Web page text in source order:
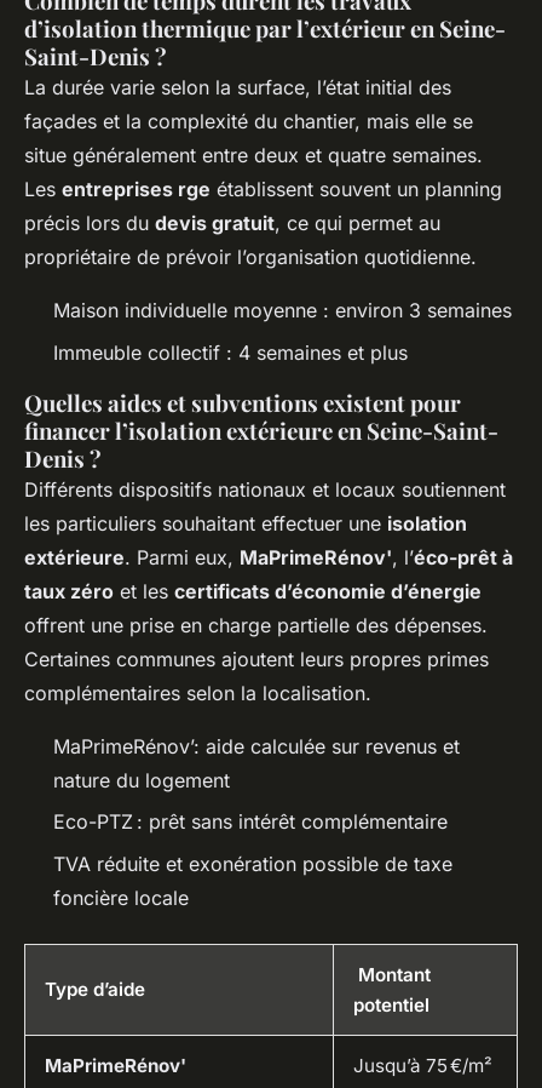
d’isolation thermique par l’extérieur en Seine-
Saint-Denis ?
La durée varie selon la surface, l’état initial des
façades et la complexité du chantier, mais elle se
situe généralement entre deux et quatre semaines.
Les entreprises rge établissent souvent un planning
précis lors du devis gratuit, ce qui permet au
propriétaire de prévoir l’organisation quotidienne.
Maison individuelle moyenne : environ 3 semaines
Immeuble collectif : 4 semaines et plus
Quelles aides et subventions existent pour
financer l’isolation extérieure en Seine-Saint-
Denis ?
Différents dispositifs nationaux et locaux soutiennent
les particuliers souhaitant effectuer une isolation
extérieure. Parmi eux, MaPrimeRénov', l’éco-prêt à
taux zéro et les certificats d’économie d’énergie
offrent une prise en charge partielle des dépenses.
Certaines communes ajoutent leurs propres primes
complémentaires selon la localisation.
MaPrimeRénov’: aide calculée sur revenus et
nature du logement
Eco-PTZ : prêt sans intérêt complémentaire
TVA réduite et exonération possible de taxe
foncière locale
Type d’aide
Montant
potentiel
MaPrimeRénov' Jusqu’à 75 €/m²